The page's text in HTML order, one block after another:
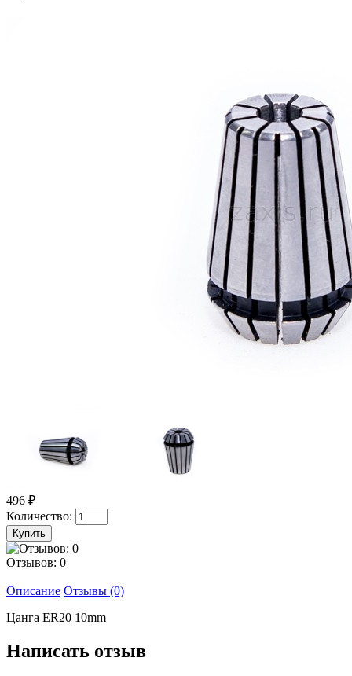
496 ₽
Количество:
Отзывов: 0
Описание Отзывы (0)
Цанга ER20 10mm
Написать отзыв